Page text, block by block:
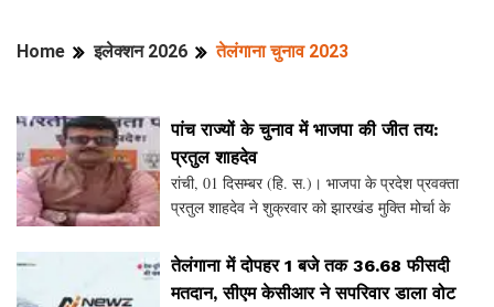
Home इलेक्शन 2026 तेलंगाना चुनाव 2023
पांच राज्यों के चुनाव में भाजपा की जीत तय:
प्रतुल शाहदेव
रांची, 01 दिसम्बर (हि. स.)। भाजपा के प्रदेश प्रवक्ता
प्रतुल शाहदेव ने शुक्रवार को झारखंड मुक्ति मोर्चा के
पांच राज्यों के एग्जिट पोल से झारखंड मुक्त
तेलंगाना में दोपहर 1 बजे तक 36.68 फीसदी
मतदान, सीएम केसीआर ने सपरिवार डाला वोट